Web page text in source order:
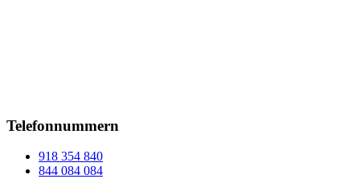
Telefonnummern
918 354 840
844 084 084